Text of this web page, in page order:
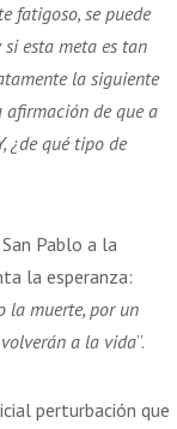
fatigoso, se puede
esta meta es tan
la siguiente
afirmación de que a
¿de qué tipo de
Pablo a la
la esperanza:
la muerte, por un
a la vida”.
perturbación que